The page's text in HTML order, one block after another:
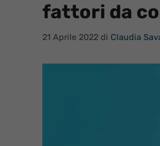
fattori da
21 Aprile 2022 di Claudia